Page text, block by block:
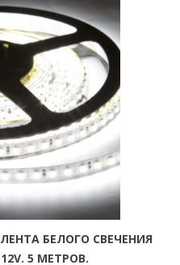
БЕЛОГО СВЕЧЕНИЯ
5 МЕТРОВ.